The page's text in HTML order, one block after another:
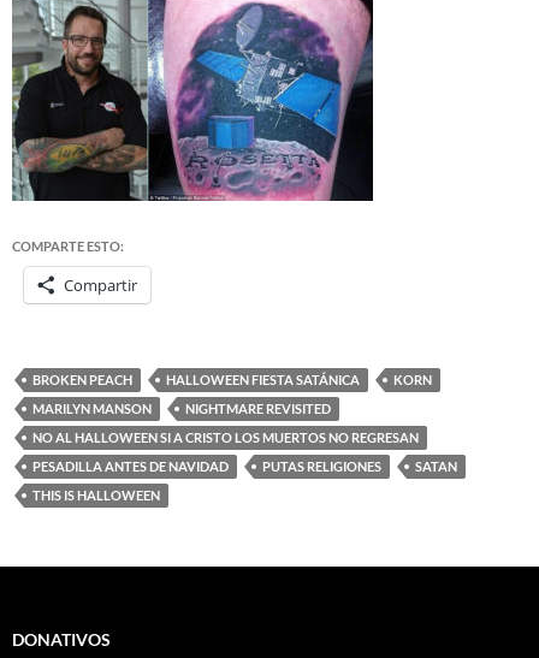
COMPARTE ESTO:
Compartir
BROKEN PEACH HALLOWEEN FIESTA SATÁNICA
KORN
MARILYN MANSON
NIGHTMARE REVISITED
NO AL HALLOWEEN SI A CRISTO LOS MUERTOS NO REGRESAN
PESADILLA ANTES DE NAVIDAD
PUTAS RELIGIONES
SATAN
THIS IS HALLOWEEN
DONATIVOS